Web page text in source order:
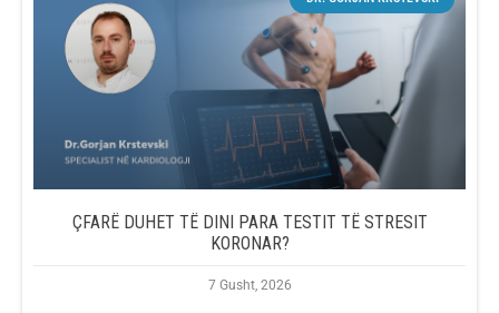
ÇFARË DUHET TË DINI PARA TESTIT TË STRESIT
KORONAR?
7 Gusht, 2026